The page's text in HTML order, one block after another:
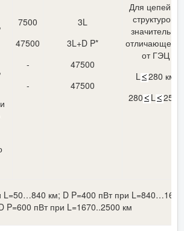
7500
47500
-
-
3L
3L+D P*
47500
47500
Для цепей со
структурой,
значительно
от ГЭЦ
L
280 км
280
L 2500
L=50…840 км; D P=400 пВт при L=840…1670
P=600 пВт при L=1670..2500 км